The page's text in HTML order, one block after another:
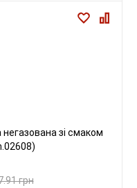
зі смаком
грн